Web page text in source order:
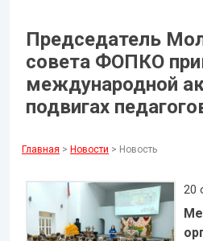
Председатель
совета ФОПКО
международной
подвигах
Главная > Новости > Новость
20